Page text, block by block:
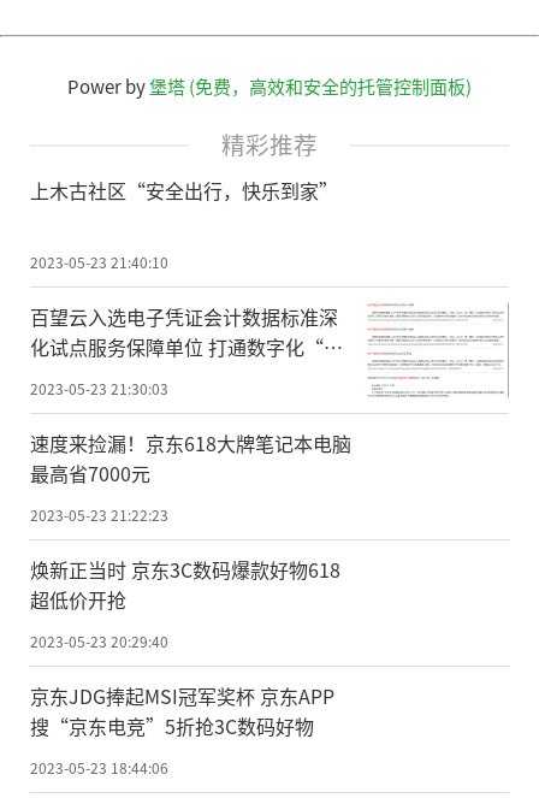
Power by堡塔 (免费，高效和安全的托管控制面板)
精彩推荐
上木古社区“安全出行，快乐到家”
2023-05-23 21:40:10
百望云入选电子凭证会计数据标准深
化试点服务保障单位 打通数字化“最
后一公里”
2023-05-23 21:30:03
速度来捡漏！京东618大牌笔记本电脑
最高省7000元
2023-05-23 21:22:23
焕新正当时 京东3C数码爆款好物618
超低价开抢
2023-05-23 20:29:40
京东JDG捧起MSI冠军奖杯 京东APP
搜“京东电竞”5折抢3C数码好物
2023-05-23 18:44:06